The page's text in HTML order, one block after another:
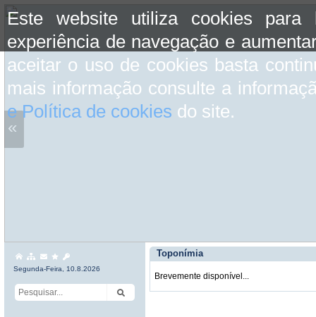
Este website utiliza cookies para
experiência de navegação e
aceitar o uso de cookies basta
mais informação consulte a
e Política de cookies do site.
«
Segunda-Feira, 10.8.2026
Toponímia
Brevemente disponível...